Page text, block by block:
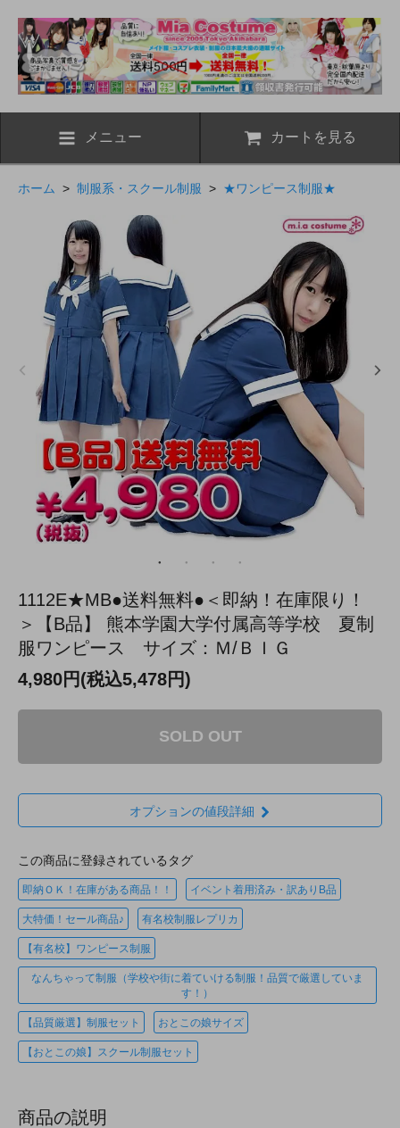
メニュー カートを見る
ホーム > 制服系・スクール制服 > ★ワンピース制服★
1112E★MB●送料無料●＜即納！在庫限り！
＞【B品】 熊本学園大学付属高等学校 夏制
服ワンピース サイズ：Ｍ/ＢＩＧ
4,980円(税込5,478円)
SOLD OUT
オプションの値段詳細
この商品に登録されているタグ
即納ＯＫ！在庫がある商品！！ イベント着用済み・訳ありB品
大特価！セール商品♪ 有名校制服レプリカ
【有名校】ワンピース制服
なんちゃって制服（学校や街に着ていける制服！品質で厳選していま
す！）
【品質厳選】制服セット おとこの娘サイズ
【おとこの娘】スクール制服セット
商品の説明